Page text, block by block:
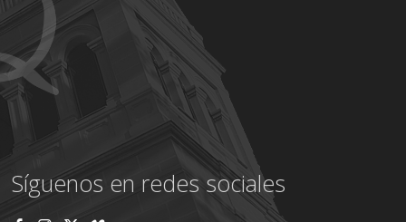
Síguenos en redes sociales